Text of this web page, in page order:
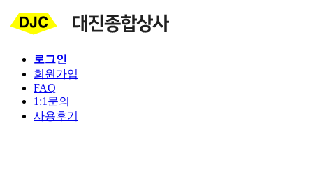
로그인
회원가입
FAQ
1:1문의
사용후기